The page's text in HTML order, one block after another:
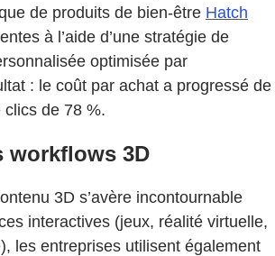
de produits de bien-être Hatch
à l’aide d’une stratégie de
optimisée par
: le coût par achat a progressé de
clics de 78 %.
workflows 3D
3D s’avère incontournable
interactives (jeux, réalité virtuelle,
les entreprises utilisent également